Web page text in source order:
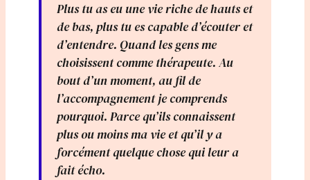
Plus tu as eu une vie riche de hauts et
de bas, plus tu es capable d’écouter et
d’entendre. Quand les gens me
choisissent comme thérapeute. Au
bout d’un moment, au fil de
l’accompagnement je comprends
pourquoi. Parce qu’ils connaissent
plus ou moins ma vie et qu’il y a
forcément quelque chose qui leur a
fait écho.